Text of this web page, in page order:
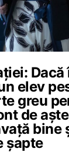
elev
greu
de
bine
șapte